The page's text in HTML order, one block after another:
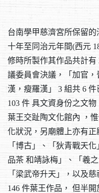
台南學甲慈濟宮所保留
十年至同治元年間(西元
修時所製作其作品共計有
議委員會決議，「加官
漢，瘦羅漢」 3 組共 6
103 件 具文資身份之文
葉王交趾陶文化館內 ，
化狀況，另廟體上亦有正
「博古」、「狄青戰天
品茶 和靖詠梅」、「羲
「梁武帝升天」，以及
146 件葉王作品， 但半